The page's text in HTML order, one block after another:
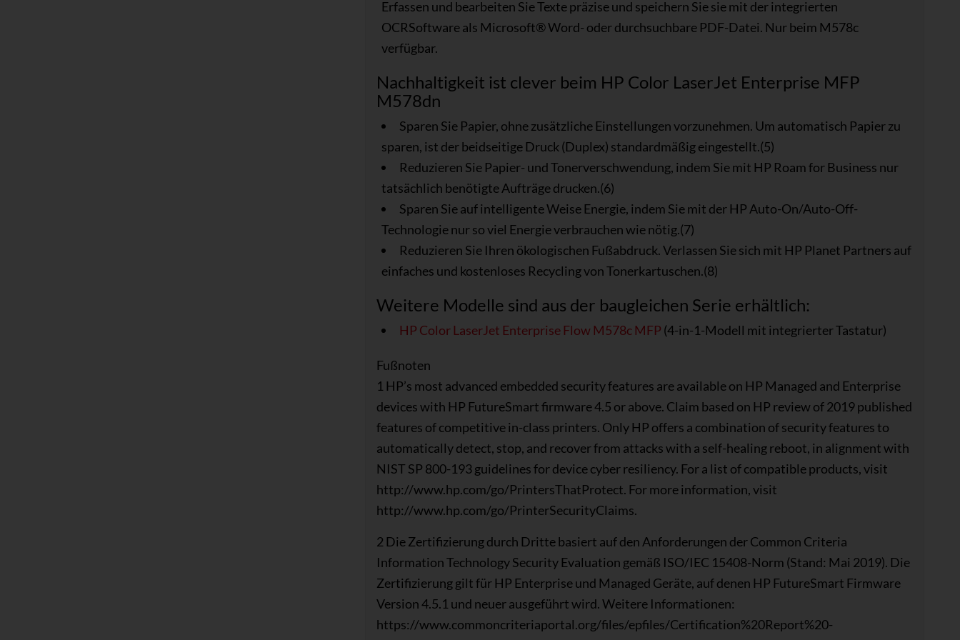
Erfassen und bearbeiten Sie Texte präzise und speichern Sie sie mit der integrierten
OCRSoftware als Microsoft® Word- oder durchsuchbare PDF-Datei. Nur beim M578c
verfügbar.
Nachhaltigkeit ist clever beim HP Color LaserJet Enterprise MFP
M578dn
Sparen Sie Papier, ohne zusätzliche Einstellungen vorzunehmen. Um automatisch Papier zu
sparen, ist der beidseitige Druck (Duplex) standardmäßig eingestellt.(5)
Reduzieren Sie Papier- und Tonerverschwendung, indem Sie mit HP Roam for Business nur
tatsächlich benötigte Aufträge drucken.(6)
Sparen Sie auf intelligente Weise Energie, indem Sie mit der HP Auto-On/Auto-Off-
Technologie nur so viel Energie verbrauchen wie nötig.(7)
Reduzieren Sie Ihren ökologischen Fußabdruck. Verlassen Sie sich mit HP Planet Partners auf
einfaches und kostenloses Recycling von Tonerkartuschen.(8)
Weitere Modelle sind aus der baugleichen Serie erhältlich:
HP Color LaserJet Enterprise Flow M578c MFP (4-in-1-Modell mit integrierter Tastatur)
Fußnoten
1 HP’s most advanced embedded security features are available on HP Managed and Enterprise
devices with HP FutureSmart firmware 4.5 or above. Claim based on HP review of 2019 published
features of competitive in-class printers. Only HP offers a combination of security features to
automatically detect, stop, and recover from attacks with a self-healing reboot, in alignment with
NIST SP 800-193 guidelines for device cyber resiliency. For a list of compatible products, visit
http://www.hp.com/go/PrintersThatProtect. For more information, visit
http://www.hp.com/go/PrinterSecurityClaims.
2 Die Zertifizierung durch Dritte basiert auf den Anforderungen der Common Criteria
Information Technology Security Evaluation gemäß ISO/IEC 15408-Norm (Stand: Mai 2019). Die
Zertifizierung gilt für HP Enterprise und Managed Geräte, auf denen HP FutureSmart Firmware
Version 4.5.1 und neuer ausgeführt wird. Weitere Informationen:
https://www.commoncriteriaportal.org/files/epfiles/Certification%20Report%20-